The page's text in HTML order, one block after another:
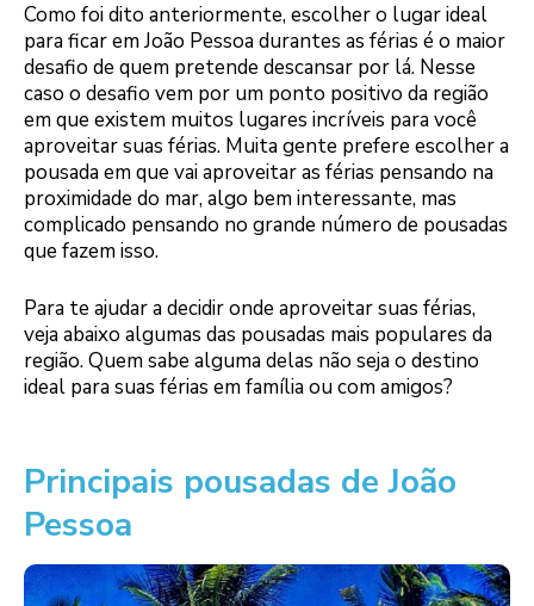
Como foi dito anteriormente, escolher o lugar ideal
para ficar em João Pessoa durantes as férias é o maior
desafio de quem pretende descansar por lá. Nesse
caso o desafio vem por um ponto positivo da região
em que existem muitos lugares incríveis para você
aproveitar suas férias. Muita gente prefere escolher a
pousada em que vai aproveitar as férias pensando na
proximidade do mar, algo bem interessante, mas
complicado pensando no grande número de pousadas
que fazem isso.
Para te ajudar a decidir onde aproveitar suas férias,
veja abaixo algumas das pousadas mais populares da
região. Quem sabe alguma delas não seja o destino
ideal para suas férias em família ou com amigos?
Principais pousadas de João
Pessoa